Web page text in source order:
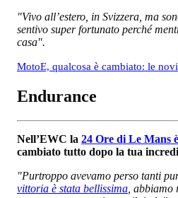
"Vivo all’estero, in Svizzera, ma
sentivo super fortunato perché
casa".
MotoE, qualcosa è cambiato: le
Endurance
Nell’EWC la 24 Ore di Le Mans
cambiato tutto dopo la tua
"Purtroppo avevamo perso tanti
vittoria è stata bellissima ,